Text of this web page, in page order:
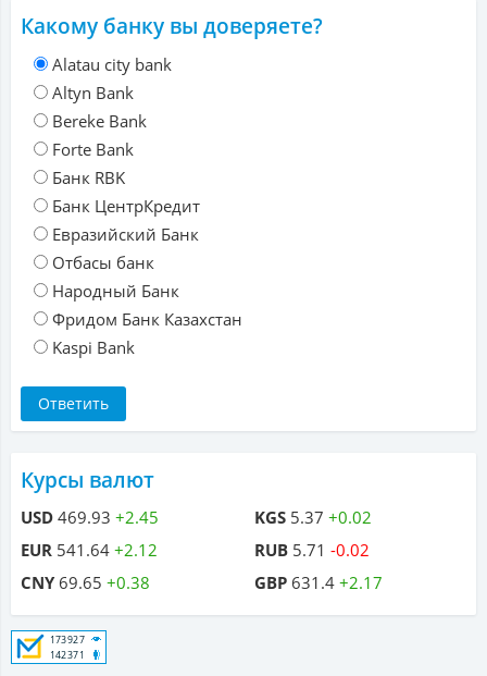
Какому банку вы доверяете?
Alatau city bank
Altyn Bank
Bereke Bank
Forte Bank
Банк RBK
Банк ЦентрКредит
Евразийский Банк
Отбасы банк
Народный Банк
Фридом Банк Казахстан
Kaspi Bank
Курсы валют
USD 469.93 +2.45
EUR 541.64 +2.12
CNY69.65 +0.38
KGS 5.37 +0.02
RUB 5.71 -0.02
GBP 631.4 +2.17